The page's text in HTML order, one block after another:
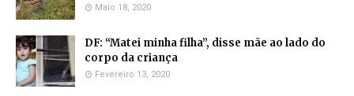
Maio 18, 2020
DF: “Matei minha filha”, disse mãe ao lado do
corpo da criança
Fevereiro 13, 2020